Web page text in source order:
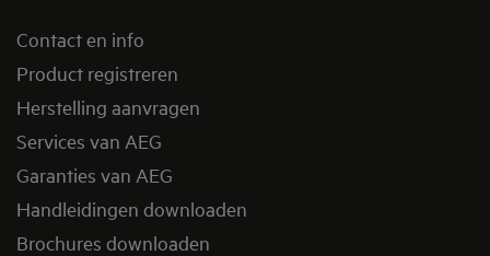
Contact en info
Product registreren
Herstelling aanvragen
Services van AEG
Garanties van AEG
Handleidingen downloaden
Brochures downloaden